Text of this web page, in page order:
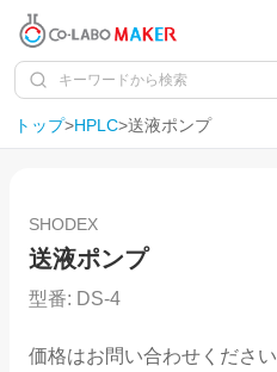
トップ>HPLC>送液ポンプ
SHODEX
送液ポンプ
型番: DS-4
価格はお問い合わせください